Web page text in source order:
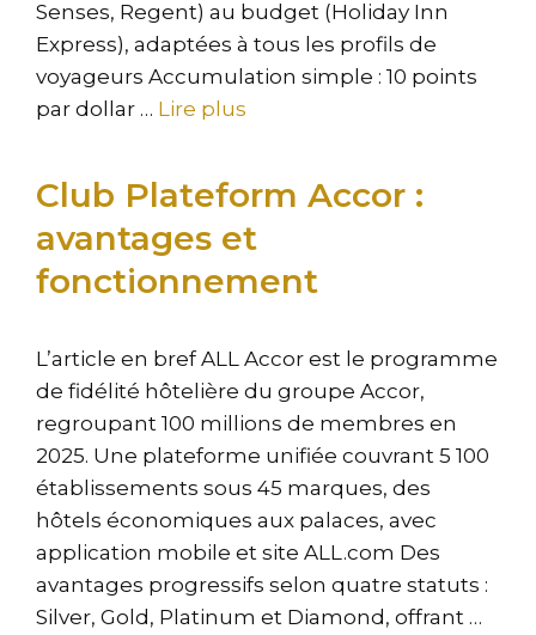
Senses, Regent) au budget (Holiday Inn
Express), adaptées à tous les profils de
voyageurs Accumulation simple : 10 points
par dollar … Lire plus
Club Plateform Accor :
avantages et
fonctionnement
L’article en bref ALL Accor est le programme
de fidélité hôtelière du groupe Accor,
regroupant 100 millions de membres en
2025. Une plateforme unifiée couvrant 5 100
établissements sous 45 marques, des
hôtels économiques aux palaces, avec
application mobile et site ALL.com Des
avantages progressifs selon quatre statuts :
Silver, Gold, Platinum et Diamond, offrant …